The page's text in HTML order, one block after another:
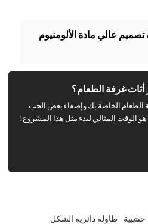
تصميم عالي مادة الألومنيوم
أثاث غرفة الطعام؟
الخاصة بك وإضفاء بعض الحب
الوقت المثالي لبدء مثل هذا المشروع!
خشبية
طاوله دائريه الشكل